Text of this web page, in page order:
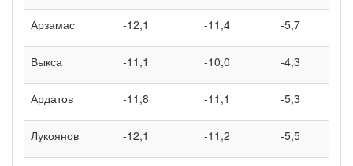
Арзамас -12,1 -11,4 -5,7
Выкса -11,1 -10,0 -4,3
Ардатов -11,8 -11,1 -5,3
Лукоянов -12,1 -11,2 -5,5